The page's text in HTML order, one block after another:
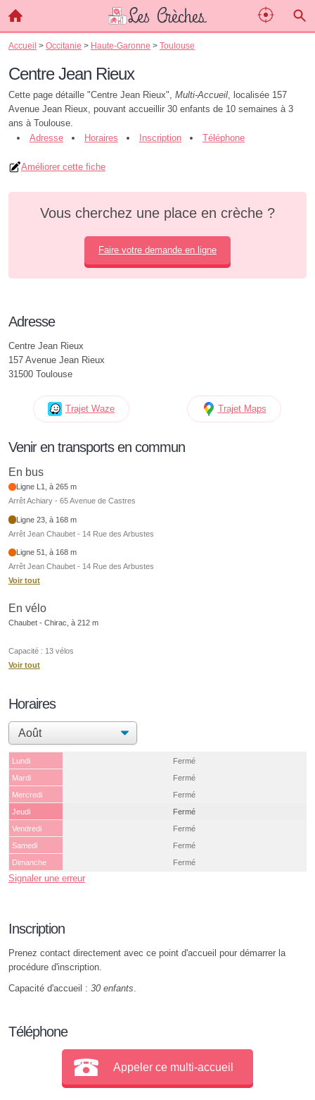
Accueil > Occitanie > Haute-Garonne > Toulouse
Centre Jean Rieux
Cette page détaille "Centre Jean Rieux", Multi-Accueil, localisée 157
Avenue Jean Rieux, pouvant accueillir 30 enfants de 10 semaines à 3
ans à Toulouse.
Adresse
Horaires Inscription Téléphone
Améliorer cette fiche
Vous cherchez une place en crèche ?
Faire votre demande en ligne
Adresse
Centre Jean Rieux
157 Avenue Jean Rieux
31500 Toulouse
Trajet Waze Trajet Maps
Venir en transports en commun
En bus
Ligne L1, à 265 m
Arrêt Achiary - 65 Avenue de Castres
Ligne 23, à 168 m
Arrêt Jean Chaubet - 14 Rue des Arbustes
Ligne 51, à 168 m
Arrêt Jean Chaubet - 14 Rue des Arbustes
Voir tout
En vélo
Chaubet - Chirac, à 212 m
Capacité : 13 vélos
Voir tout
Horaires
Lundi
Fermé
Mardi
Fermé
Mercredi
Fermé
Jeudi
Fermé
Vendredi
Fermé
Samedi
Fermé
Dimanche
Fermé
Signaler une erreur
Inscription
Prenez contact directement avec ce point d'accueil pour démarrer la
procédure d'inscription.
Capacité d'accueil : 30 enfants.
Téléphone
Appeler ce multi-accueil